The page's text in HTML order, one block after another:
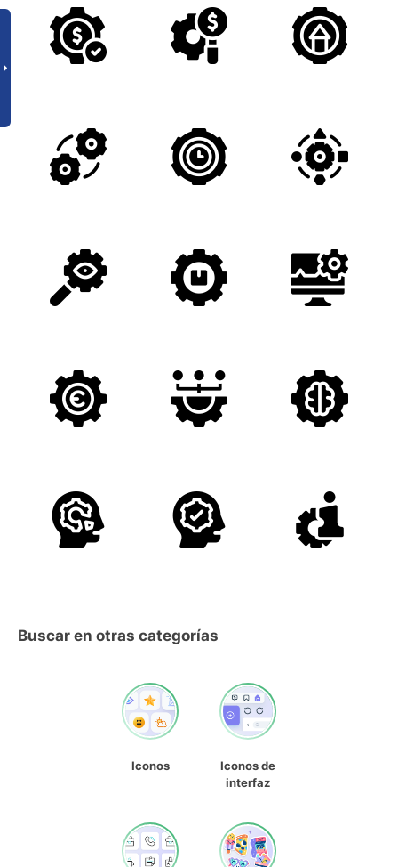
Buscar en otras categorías
Iconos
Iconos de
interfaz